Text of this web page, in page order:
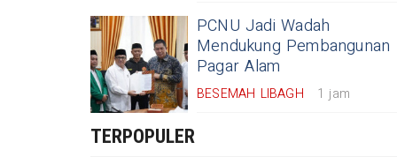
PCNU Jadi Wadah
Mendukung Pembangunan
Pagar Alam
BESEMAH LIBAGH 1 jam
TERPOPULER